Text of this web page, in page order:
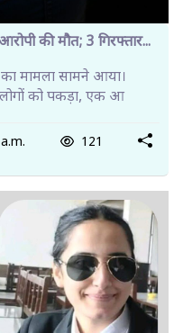
की मौत; 3 गिरफ्तार...
मामला सामने आया।
को पकड़ा, एक आ
121